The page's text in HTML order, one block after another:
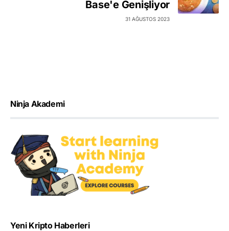
Base'e Genişliyor
31 AĞUSTOS 2023
Ninja Akademi
Yeni Kripto Haberleri